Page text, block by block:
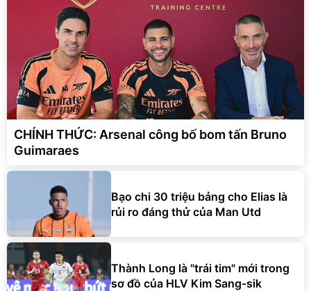
CHÍNH THỨC: Arsenal công bố bom tấn Bruno
Guimaraes
Bạo chi 30 triệu bảng cho Elias là
rủi ro đáng thử của Man Utd
Thành Long là "trái tim" mới trong
sơ đồ của HLV Kim Sang-sik